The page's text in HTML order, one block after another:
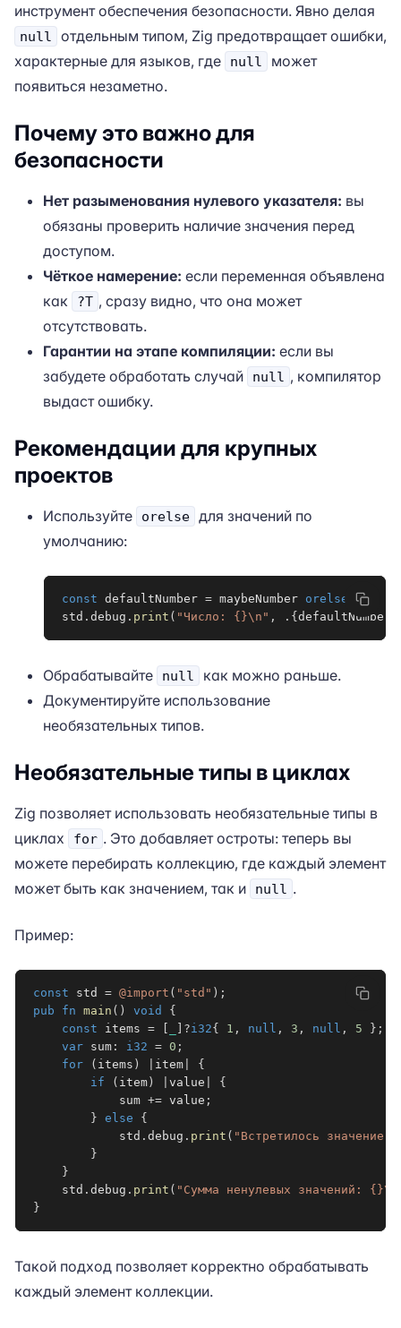
инструмент обеспечения безопасности. Явно делая
null
отдельным типом, Zig предотвращает ошибки,
характерные для языков, где
null
может
появиться незаметно.
Почему это важно для
безопасности
Нет разыменования нулевого указателя: вы
обязаны проверить наличие значения перед
доступом.
Чёткое намерение: если переменная объявлена
как
?T , сразу видно, что она может
отсутствовать.
Гарантии на этапе компиляции: если вы
забудете обработать случай
null , компилятор
выдаст ошибку.
Рекомендации для крупных
проектов
Используйте orelse для значений по
умолчанию:
const defaultNumber = maybeNumber orelse 0;
std . debug . print ( "Число: {}\n" , . { defaultNumber
Обрабатывайте null
как можно раньше.
Документируйте использование
необязательных типов.
Необязательные типы в циклах
Zig позволяет использовать необязательные типы в
циклах
for . Это добавляет остроты: теперь вы
можете перебирать коллекцию, где каждый элемент
может быть как значением, так и
null .
Пример:
const std = @import ( "std" ) ;
pub
fn main ( ) void
{
const items = ?i32{ 1 , null , 3 , null , 5 } ;
var sum : i32 = 0 ;
for
( items ) item
{
if
( item ) value
{
            sum
+= value ;
} else
{
            std
. debug . print ( "Встретилось
}
}
    std
. debug . print ( "Сумма ненулевых значений:
}
Такой подход позволяет корректно обрабатывать
каждый элемент коллекции.